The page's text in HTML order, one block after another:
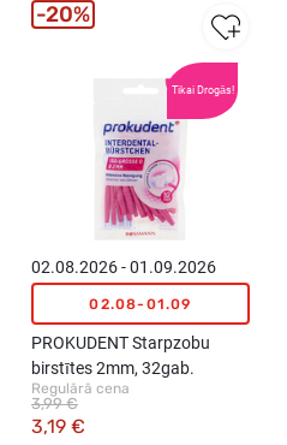
Tikai Drogās!
02.08.2026 - 01.09.2026
02.08-01.09
PROKUDENT Starpzobu
birstītes 2mm, 32gab.
Regulārā cena
3,19 €
3,99 €
20%